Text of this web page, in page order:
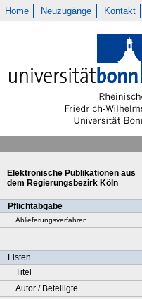
Home Neuzugänge Kontakt
Elektronische Publikationen aus
dem Regierungsbezirk Köln
Pflichtabgabe
Ablieferungsverfahren
Listen
Titel
Autor / Beteiligte